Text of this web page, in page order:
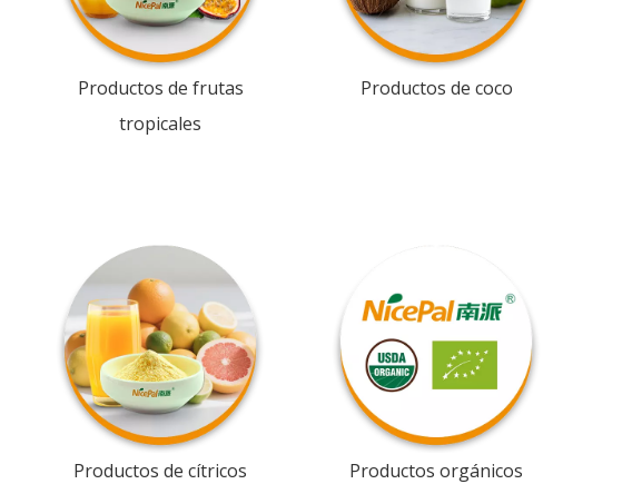
Productos de frutas
tropicales
Productos de coco
Productos de cítricos Productos orgánicos